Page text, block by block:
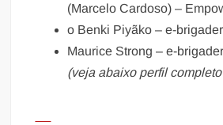
(Marcelo Cardoso) –
o Benki Piyãko – e-
Maurice Strong – e-
(veja abaixo perfil